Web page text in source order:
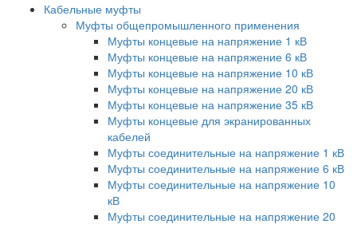
Кабельные муфты
Муфты общепромышленного применения
Муфты концевые на напряжение 1 кВ
Муфты концевые на напряжение 6 кВ
Муфты концевые на напряжение 10 кВ
Муфты концевые на напряжение 20 кВ
Муфты концевые на напряжение 35 кВ
Муфты концевые для экранированных
кабелей
Муфты соединительные на напряжение 1 кВ
Муфты соединительные на напряжение 6 кВ
Муфты соединительные на напряжение 10
кВ
Муфты соединительные на напряжение 20